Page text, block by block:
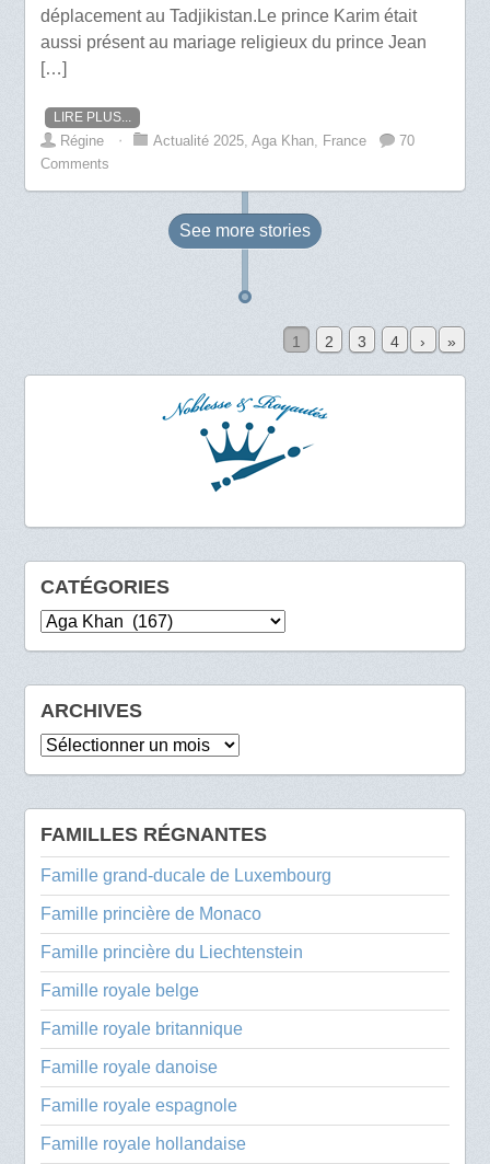
déplacement au Tadjikistan.Le prince Karim était
aussi présent au mariage religieux du prince Jean
[…]
LIRE PLUS...
Régine ⋅ Actualité 2025 ,Aga Khan France
70
Comments
See more stories
1 2 3 4 › »
CATÉGORIES
Catégories
ARCHIVES
Archives
FAMILLES RÉGNANTES
Famille grand-ducale de Luxembourg
Famille princière de Monaco
Famille princière du Liechtenstein
Famille royale belge
Famille royale britannique
Famille royale danoise
Famille royale espagnole
Famille royale hollandaise